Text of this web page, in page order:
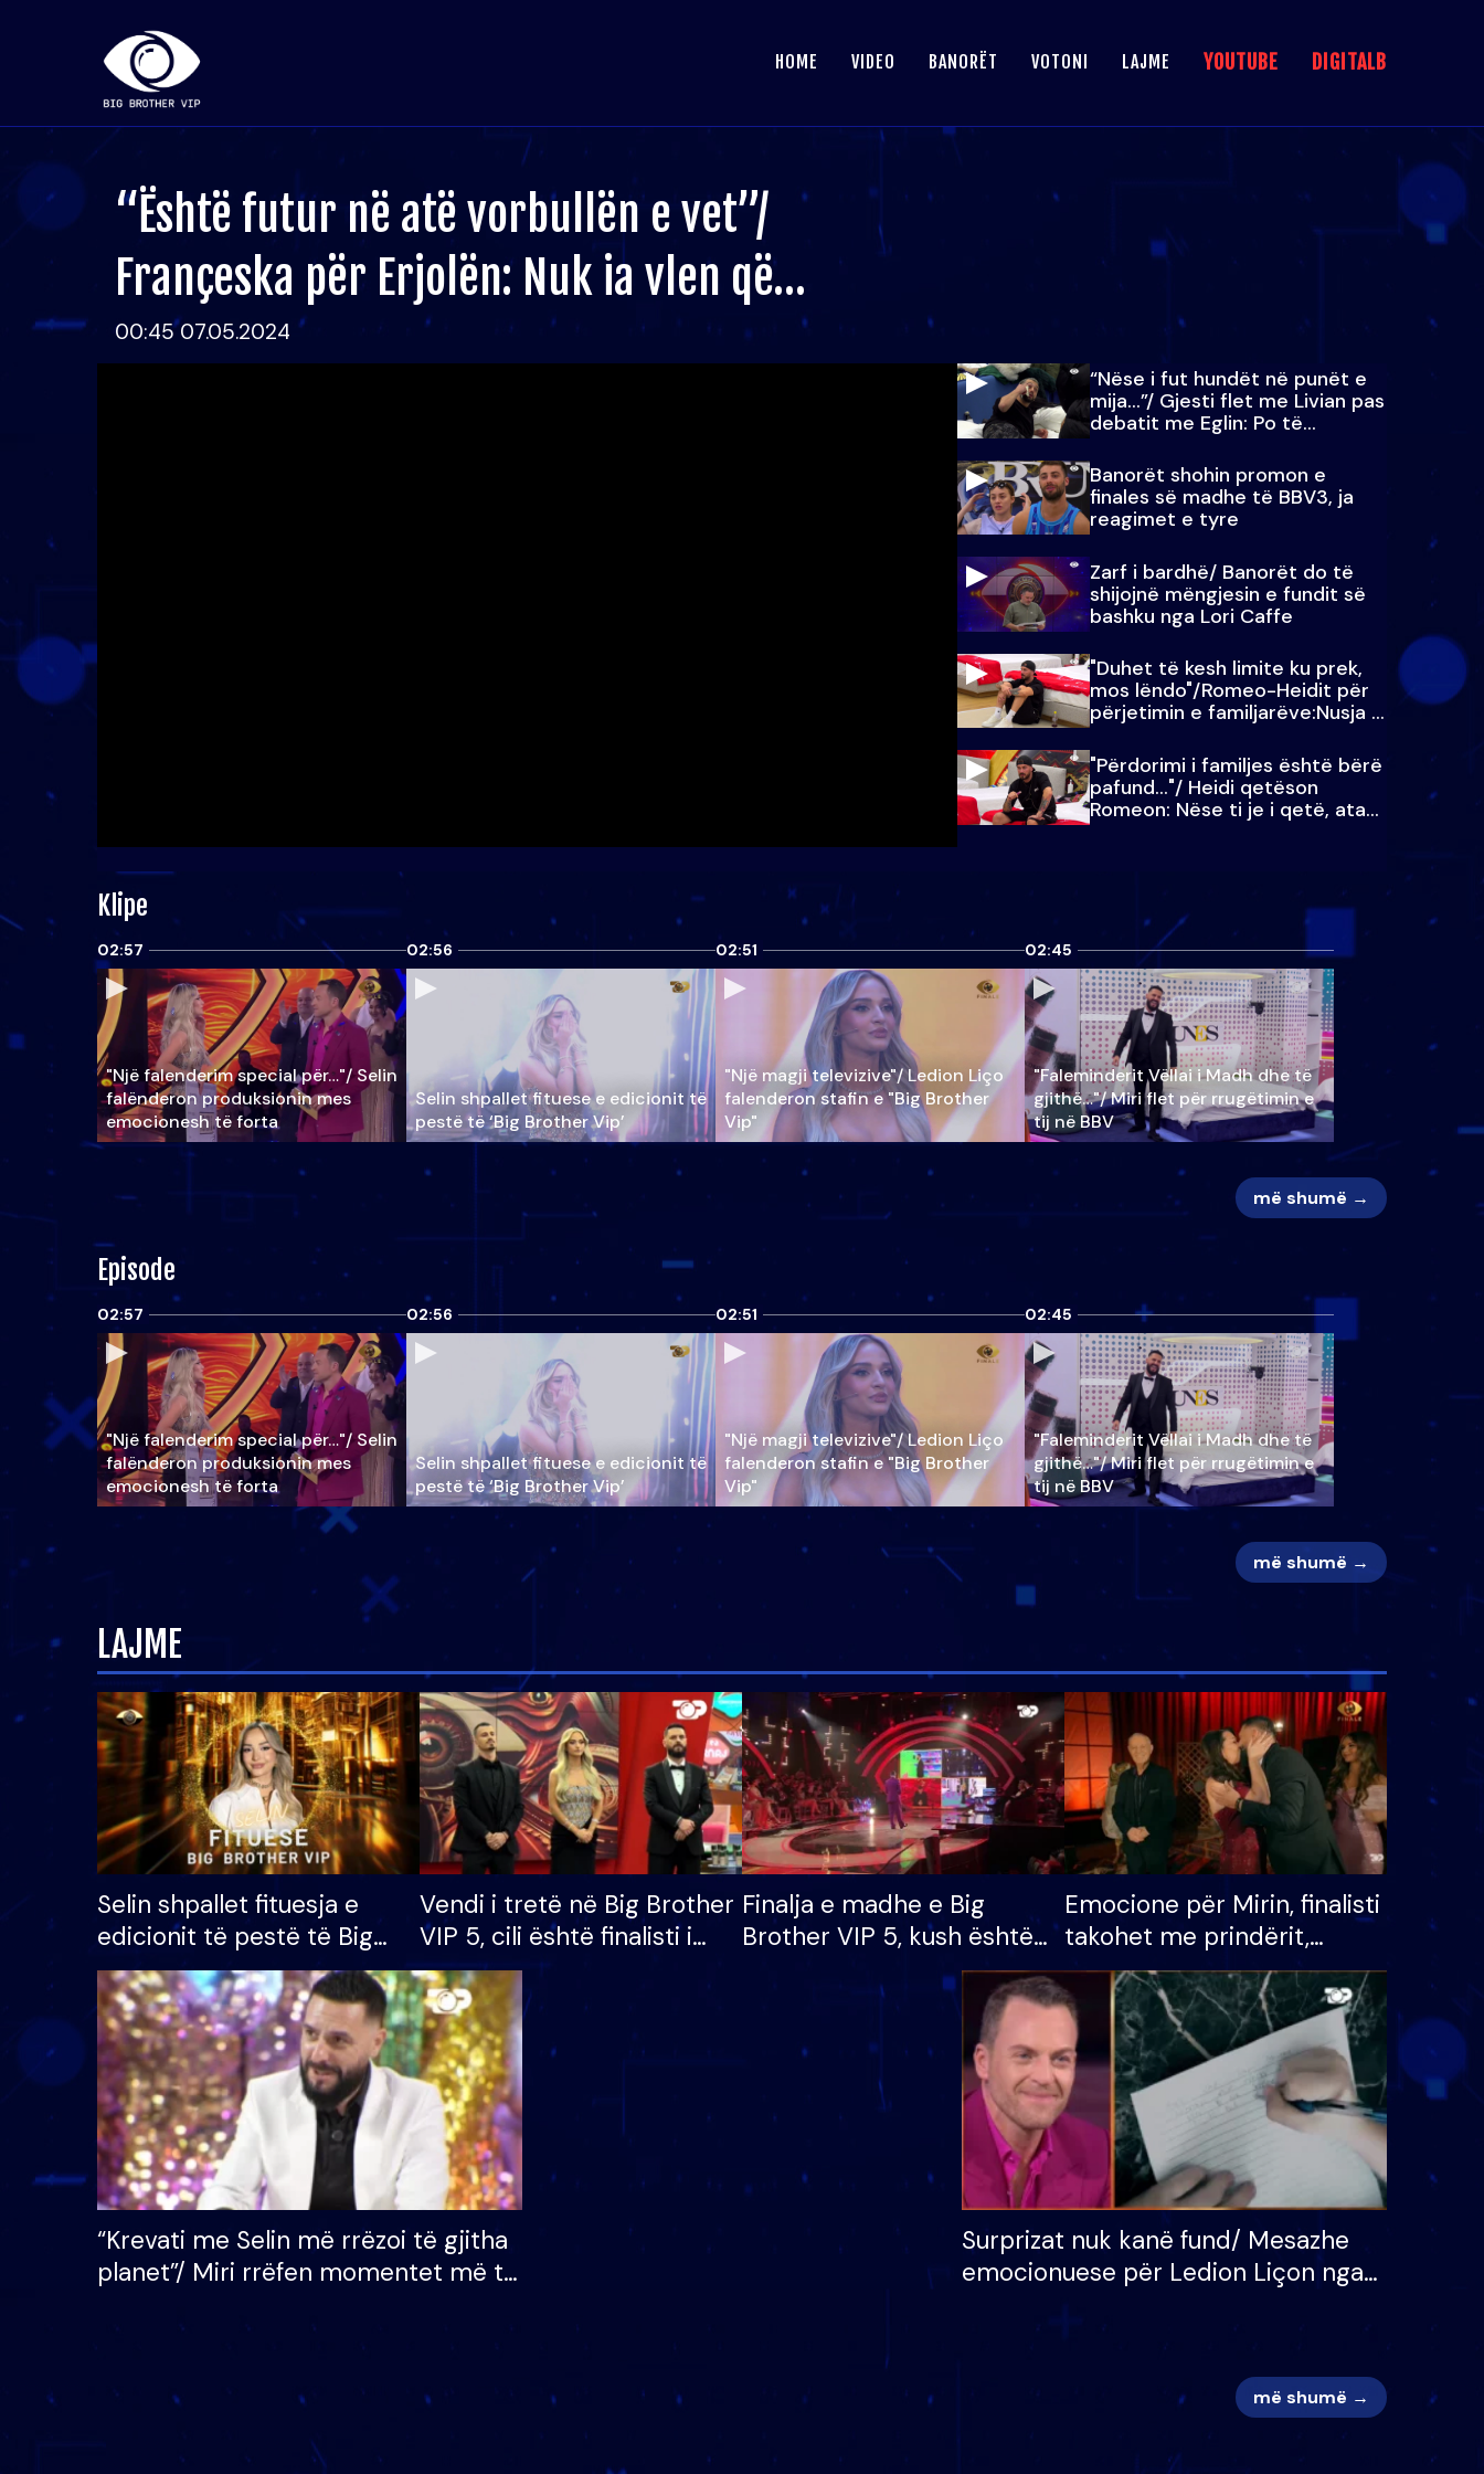
HOME VIDEO BANORËT VOTONI LAJME YOUTUBE DIGITALB
“Është futur në atë vorbullën e vet”/
Françeska për Erjolën: Nuk ia vlen që…
00:45 07.05.2024
“Nëse i fut hundët në punët e
mija…”/ Gjesti flet me Livian pas
debatit me Eglin: Po të
paralajmëroj
Banorët shohin promon e
finales së madhe të BBV3, ja
reagimet e tyre
Zarf i bardhë/ Banorët do të
shijojnë mëngjesin e fundit së
bashku nga Lori Caffe
"Duhet të kesh limite ku prek,
mos lëndo"/Romeo-Heidit për
përjetimin e familjarëve:Nusja e
Julit…
"Përdorimi i familjes është bërë
pafund…"/ Heidi qetëson
Romeon: Nëse ti je i qetë, ata
qetësohen
Klipe
02:57
"Një falenderim special për…"/ Selin
falënderon produksionin mes
emocionesh të forta
02:56
Selin shpallet fituese e edicionit të
pestë të ‘Big Brother Vip’
02:51
"Një magji televizive"/ Ledion Liço
falenderon stafin e "Big Brother
Vip"
02:45
"Faleminderit Vëllai i Madh dhe të
gjithë…"/ Miri flet për rrugëtimin e
tij në BBV
më shumë →
Episode
02:57
"Një falenderim special për…"/ Selin
falënderon produksionin mes
emocionesh të forta
02:56
Selin shpallet fituese e edicionit të
pestë të ‘Big Brother Vip’
02:51
"Një magji televizive"/ Ledion Liço
falenderon stafin e "Big Brother
Vip"
02:45
"Faleminderit Vëllai i Madh dhe të
gjithë…"/ Miri flet për rrugëtimin e
tij në BBV
më shumë →
LAJME
Selin shpallet fituesja e
edicionit të pestë të Big
Brother VIP, rrëmben
çmimin e madh prej 100
mijë eurosh
Vendi i tretë në Big Brother
VIP 5, cili është finalisti i
radhës që lë shtëpinë
Finalja e madhe e Big
Brother VIP 5, kush është
banori i parë që lë shtëpinë
dhe humb mundësinë për
të fituar çmimin e madh
Emocione për Mirin, finalisti
takohet me prindërit,
vajzën dhe bashkëshorten:
S’kemi ndonjë letër divorci
apo jo?
“Krevati me Selin më rrëzoi të gjitha
planet”/ Miri rrëfen momentet më të
mungojë zilja e mëngjesit kur…
Surprizat nuk kanë fund/ Mesazhe
emocionuese për Ledion Liçon nga
më shumë →